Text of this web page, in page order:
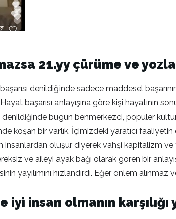
21.yy çürüme ve
denildiğinde sadece maddesel
başarısı anlayışına göre kişi hayatının
denildiğinde bugün benmerkezci, popüler
koşan bir varlık. İçimizdeki yaratıcı
insanlardan oluşur diyerek vahşi kapitalizm
ve aileyi ayak bağı olarak gören bir
yayılımını hızlandırdı. Eğer önlem
insan olmanın karşılığı